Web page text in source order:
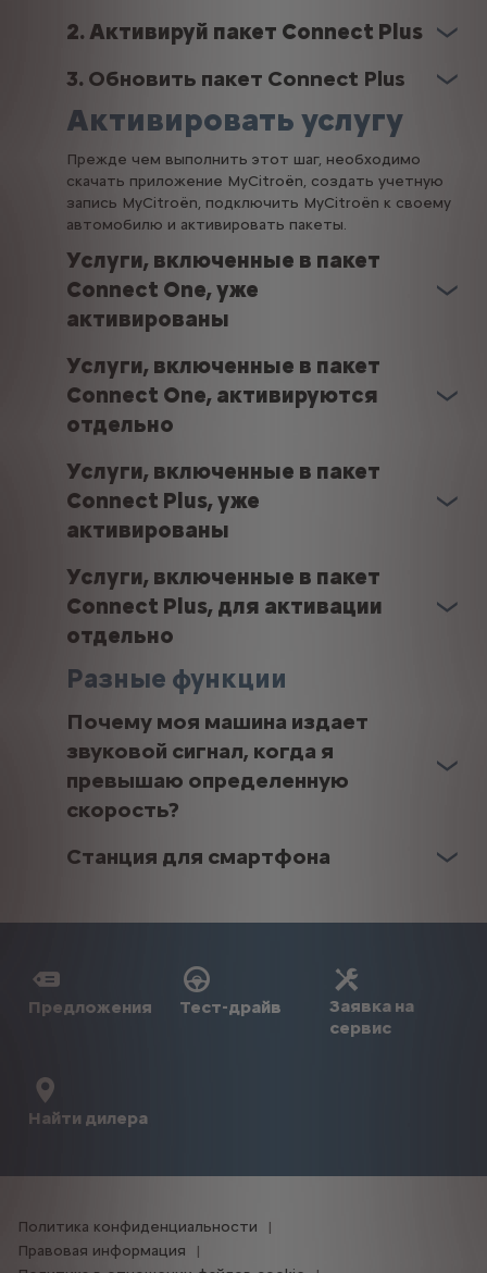
2. Активируй пакет Connect Plus
3. Обновить пакет Connect Plus
Активировать услугу
Прежде чем выполнить этот шаг, необходимо
скачать приложение MyCitroën, создать учетную
запись MyCitroën, подключить MyCitroën к своему
автомобилю и активировать пакеты.
Услуги, включенные в пакет
Connect One, уже
активированы
Услуги, включенные в пакет
Connect One, активируются
отдельно
Услуги, включенные в пакет
Connect Plus, уже
активированы
Услуги, включенные в пакет
Connect Plus, для активации
отдельно
Разные функции
Почему моя машина издает
звуковой сигнал, когда я
превышаю определенную
скорость?
Станция для смартфона
Предложения Тест-драйв
Заявка на
сервис
Найти дилера
Политика конфиденциальности
Правовая информация